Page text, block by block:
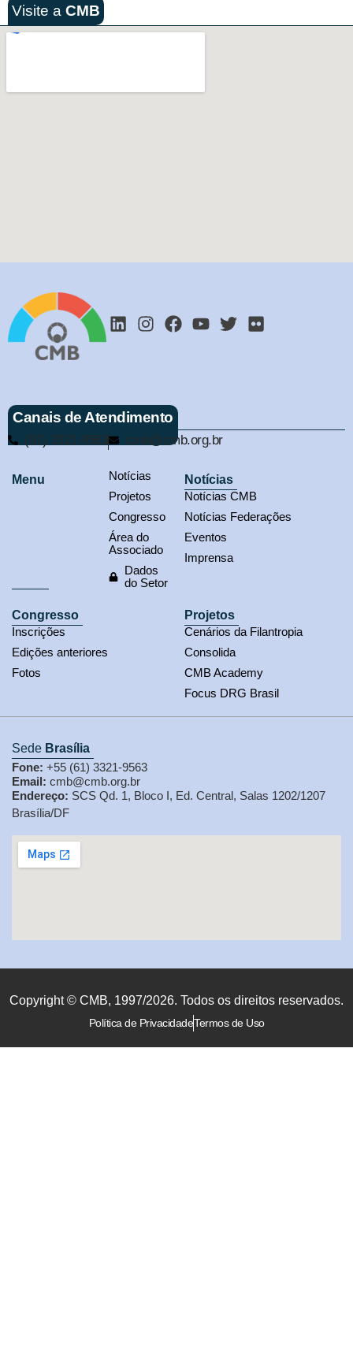
Visite a CMB
Canais de Atendimento
(61) 3321-9563 cmb@cmb.org.br
Menu
Notícias
Projetos
Congresso
Área do
Associado
Dados
do Setor
Notícias
Notícias CMB
Notícias Federações
Eventos
Imprensa
Congresso
Inscrições
Edições anteriores
Fotos
Projetos
Cenários da Filantropia
Consolida
CMB Academy
Focus DRG Brasil
Sede Brasília
Fone: +55 (61) 3321-9563
Email: cmb@cmb.org.br
Endereço: SCS Qd. 1, Bloco I, Ed. Central, Salas 1202/1207
Brasília/DF
Copyright © CMB, 1997/2026. Todos os direitos reservados.
Política de PrivacidadeTermos de Uso